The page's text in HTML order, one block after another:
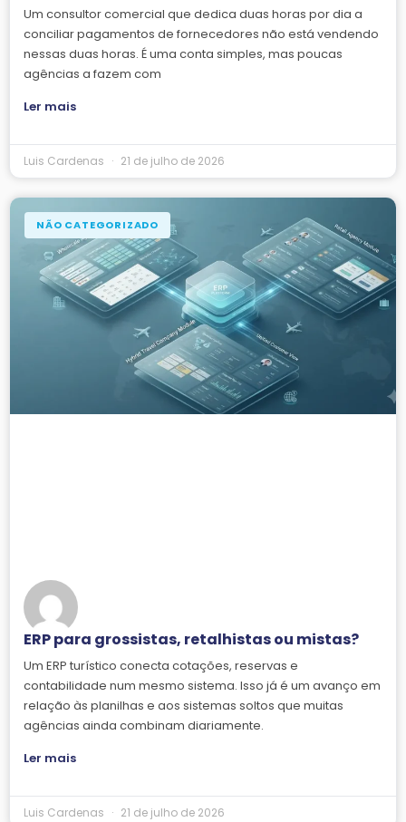
Um consultor comercial que dedica duas horas por dia a
conciliar pagamentos de fornecedores não está vendendo
nessas duas horas. É uma conta simples, mas poucas
agências a fazem com
Ler mais
Luis Cardenas 21 de julho de 2026
NÃO CATEGORIZADO
ERP para grossistas, retalhistas ou mistas?
Um ERP turístico conecta cotações, reservas e
contabilidade num mesmo sistema. Isso já é um avanço em
relação às planilhas e aos sistemas soltos que muitas
agências ainda combinam diariamente.
Ler mais
Luis Cardenas 21 de julho de 2026